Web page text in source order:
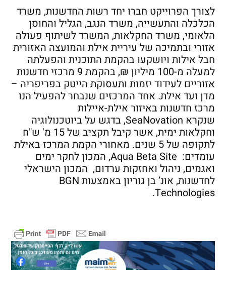
לצורך הפרוייקט חברו יחד רשות החדשנות, משרד
הכלכלה והתעשייה, משרד הנגב, הגליל והחוסן
הלאומי, משרד החקלאות, המשרד לשיתוף פעולה
אזורי ובתמיכה של עיריית אילת והמועצה האזורית
חבל אילות ויושקעו בהקמת התוכנית והפעלתה
למעלה מ-100 מיליון ₪, בהקמת 9 מרכזי חדשנות
אזוריים לעידוד יזמות ותעסוקת הייטק בפריפריה –
מדן ועד אילת. אחד המרכזים שנבחר להפעיל הנו
מרכז חדשנות באיזור אילת-איילות
שנקרא SeaNovation, בדגש על ביוטכנולוגיה
וחקלאות ימית, אשר קיבל תקציב של 15 מ' ש"ח
לתקופה של 5 שנים. מאחורי הקמת המרכז באילת
עומדים: Aqua Beta Site, המכון לחקר ימים
ואגמים, ניהול ואחזקות ערדום, המכון הישראלי
לחדשנות, אונ’ בן גוריון באמצעות BGN
Technologies.